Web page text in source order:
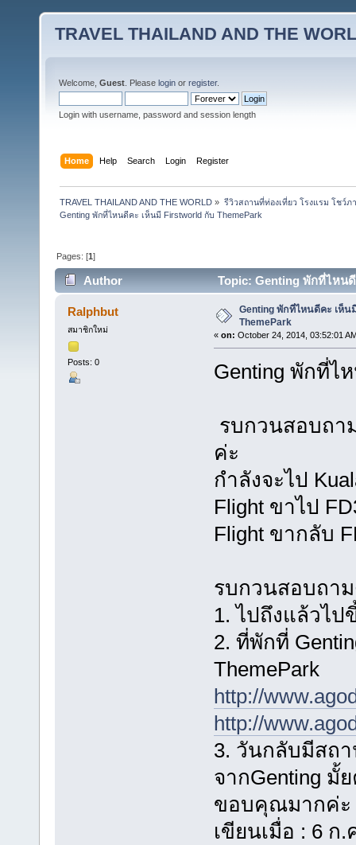
TRAVEL THAILAND AND THE
Welcome, Guest . Please login or register.
Login with username, password and session length
Home Help Search Login Register
TRAVEL THAILAND AND THE WORLD » รีวิวสถานที่ท่องเที่ยว โรงแรม โชว์ภ
Genting พักที่ไหนดีคะ เห็นมี Firstworld กับ ThemePark
Pages: [1]
Author Topic: Genting พักที่ไหน
Ralphbut
สมาชิกใหม่
Posts: 0
Genting พักที่ไหนดีคะ เห็น
ThemePark
« on: October 24, 2014, 03:52:01
Genting พักที่ไ
รบกวนสอบถา
ค่ะ
กำลังจะไป
Flight ขาไป
Flight ขากลับ
รบกวนสอบถา
1. ไปถึงแล้วไป
2. ที่พักที่
ThemePark
http://
http://
3. วันกลับมีสถ
จากGenting มั้
ขอบคุณมากค่ะ
เขียนเมื่อ : 6 ก